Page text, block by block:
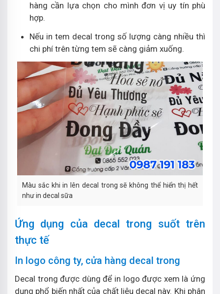
hàng cần lựa chọn cho mình đơn vị uy tín phù
hợp.
Nếu in tem decal trong số lượng càng nhiều thì
chi phí trên từng tem sẽ càng giảm xuống.
Màu sắc khi in lên decal trong sẽ không thể hiển thị hết
như in decal sữa
Ứng dụng của decal trong suốt trên
thực tế
In logo công ty, cửa hàng decal trong
Decal trong được dùng để in logo được xem là ứng
dụng phổ biến nhất của chất liệu decal này. Khi phân